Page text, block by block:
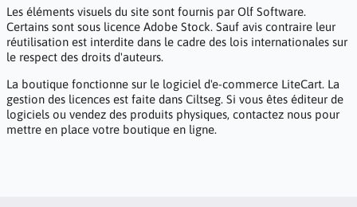
Les éléments visuels du site sont fournis par Olf Software.
Certains sont sous licence Adobe Stock. Sauf avis contraire leur
réutilisation est interdite dans le cadre des lois internationales sur
le respect des droits d'auteurs.
La boutique fonctionne sur le logiciel d'e-commerce LiteCart. La
gestion des licences est faite dans Ciltseg. Si vous êtes éditeur de
logiciels ou vendez des produits physiques, contactez nouspour
mettre en place votre boutique en ligne.